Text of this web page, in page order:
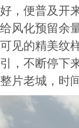
好，便普及开
给风化预留余
可见的精美纹
引，不断停下
整片老城，时